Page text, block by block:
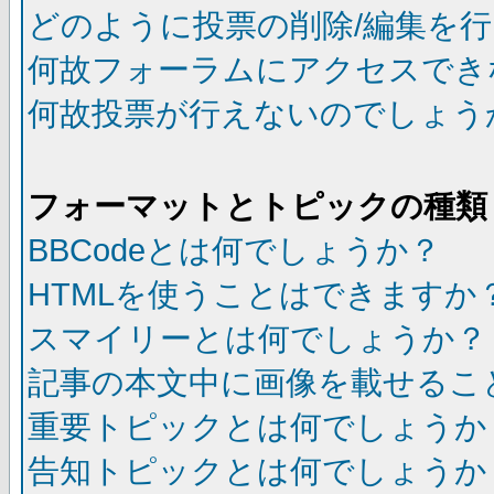
どのように投票の削除/編集を
何故フォーラムにアクセスで
何故投票が行えないのでしょう
フォーマットとトピックの種類
BBCodeとは何でしょうか？
HTMLを使うことはできますか
スマイリーとは何でしょうか？
記事の本文中に画像を載せる
重要トピックとは何でしょうか
告知トピックとは何でしょうか